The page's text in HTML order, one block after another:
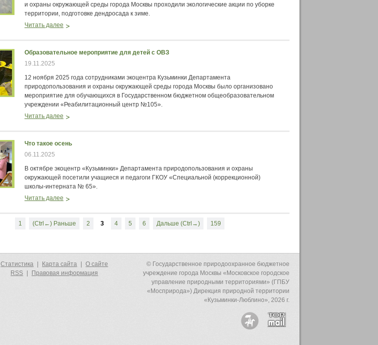
и охраны окружающей среды города Москвы проходили экологические акции по уборке
территории, подготовке дендросада к зиме.
Читать далее
Образовательное мероприятие для детей с ОВЗ
19.11.2025
12 ноября 2025 года сотрудниками экоцентра Кузьминки Департамента
природопользования и охраны окружающей среды города Москвы было организовано
мероприятие для обучающихся в Государственном бюджетном общеобразовательном
учреждении «Реабилитационный центр №105».
Читать далее
Что такое осень
06.11.2025
В октябре экоцентр «Кузьминки» Департамента природопользования и охраны
окружающей посетили учащиеся и педагоги ГКОУ «Специальной (коррекционной)
школы-интерната № 65».
Читать далее
1 (Ctrl←) Раньше 2 3 4 5 6 Дальше (Ctrl→) 159
© Государственное природоохранное бюджетное
учреждение города Москвы «Московское городское
управление природными территориями» (ГПБУ
«Мосприрода») Дирекция природной территории
«Кузьминки-Люблино», 2026 г.
Статистика Карта сайта
О сайте
RSS
Правовая информация